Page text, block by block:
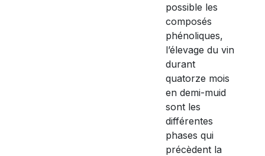
possible les
composés
phénoliques,
l’élevage du vin
durant
quatorze mois
en demi-muid
sont les
différentes
phases qui
précèdent la